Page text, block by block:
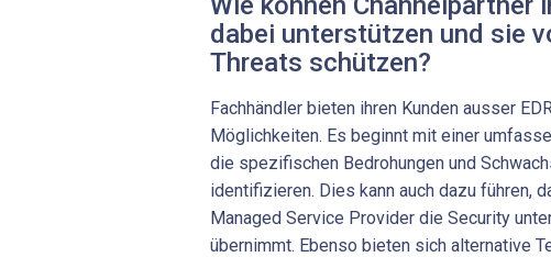
dabei unterstützen und sie
Threats schützen?
Fachhändler bieten ihren Kunden ausser
Möglichkeiten. Es beginnt mit einer
die spezifischen Bedrohungen und
identifizieren. Dies kann auch dazu führen,
Managed Service Provider die Security
übernimmt. Ebenso bieten sich alternative